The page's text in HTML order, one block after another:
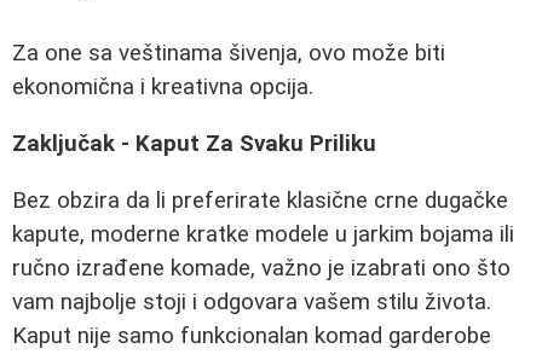
Za one sa veštinama šivenja, ovo može biti
ekonomična i kreativna opcija.
Zaključak - Kaput Za Svaku Priliku
Bez obzira da li preferirate klasične crne dugačke
kapute, moderne kratke modele u jarkim bojama ili
ručno izrađene komade, važno je izabrati ono što
vam najbolje stoji i odgovara vašem stilu života.
Kaput nije samo funkcionalan komad garderobe